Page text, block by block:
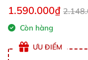
1.590.000₫
Còn hàng
ƯU ĐIỂM